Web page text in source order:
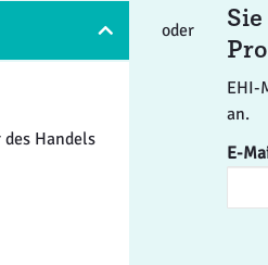
EHI-
an.
E-
oder
Handels